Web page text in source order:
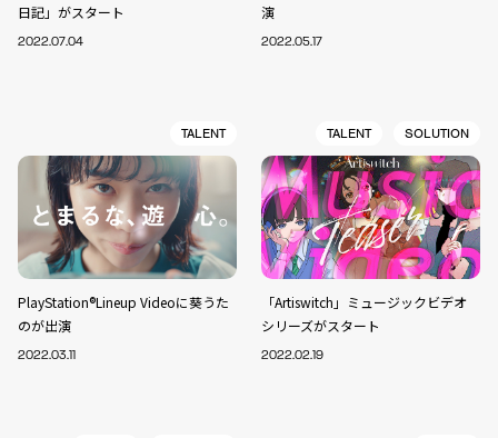
日記」がスタート
2022.07.04
演
2022.05.17
TALENT
PlayStation®Lineup Videoに葵うた
のが出演
2022.03.11
TALENT SOLUTION
「Artiswitch」ミュージックビデオ
シリーズがスタート
2022.02.19